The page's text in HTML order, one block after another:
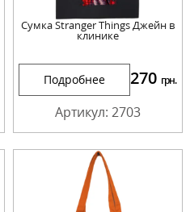
Сумка Stranger Things Джейн в
клинике
Подробнее 270 грн.
Артикул: 2703